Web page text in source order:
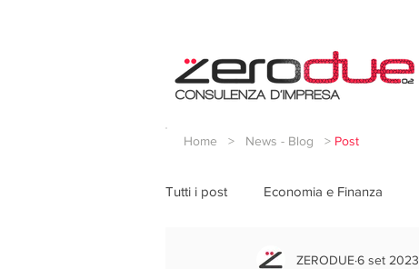
Home > News - Blog > Post
Tutti i post Economia e Finanza
ZERODUE6 set 2023